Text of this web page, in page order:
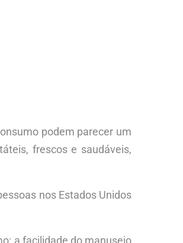
podem parecer um
frescos e saudáveis,
nos Estados Unidos
a facilidade do manuseio